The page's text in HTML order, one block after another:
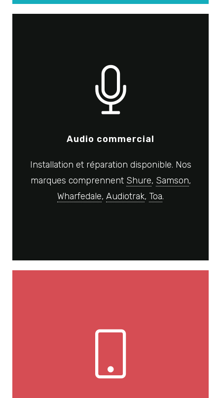
Audio commercial
Installation et réparation disponible. Nos
marques comprennent Shure, Samson,
Wharfedale, Audiotrak, Toa.